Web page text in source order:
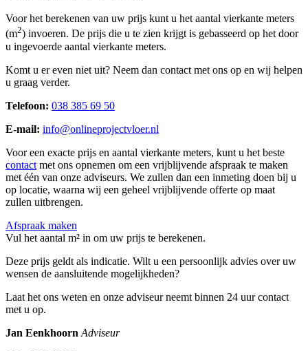
Voor het berekenen van uw prijs kunt u het aantal vierkante meters
(m2) invoeren. De prijs die u te zien krijgt is gebasseerd op het door
u ingevoerde aantal vierkante meters.
Komt u er even niet uit? Neem dan contact met ons op en wij helpen
u graag verder.
Telefoon: 038 385 69 50
E-mail: info@onlineprojectvloer.nl
Voor een exacte prijs en aantal vierkante meters, kunt u het beste
contact met ons opnemen om een vrijblijvende afspraak te maken
met één van onze adviseurs. We zullen dan een inmeting doen bij u
op locatie, waarna wij een geheel vrijblijvende offerte op maat
zullen uitbrengen.
Afspraak maken
Vul het aantal m² in om uw prijs te berekenen.
Deze prijs geldt als indicatie. Wilt u een persoonlijk advies over uw
wensen de aansluitende mogelijkheden?
Laat het ons weten en onze adviseur neemt binnen 24 uur contact
met u op.
Jan Eenkhoorn Adviseur